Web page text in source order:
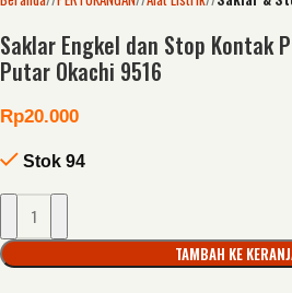
Saklar Engkel dan Stop Kontak
Putar Okachi 9516
Rp20.000
Stok 94
TAMBAH KE